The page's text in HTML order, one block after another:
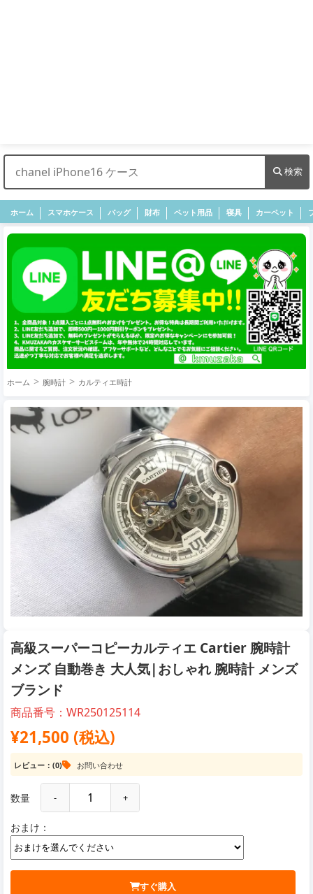
検索
ホーム スマホケース バッグ 財布 ペット用品 寝具 カーペット
ホーム 腕時計 カルティエ時計
高級スーパーコピーカルティエ Cartier 腕時計
メンズ 自動巻き 大人気|おしゃれ 腕時計 メンズ
ブランド
商品番号：WR250125114
¥21,500 (税込)
レビュー：(0) お問い合わせ
数量 - +
おまけ：
すぐ購入